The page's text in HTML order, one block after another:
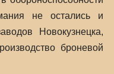
не остались и
Новокузнецка,
броневой